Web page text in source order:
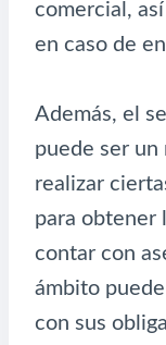
comercial,
en caso de
Además, el
puede ser
realizar
para obtener
contar con
ámbito
con sus